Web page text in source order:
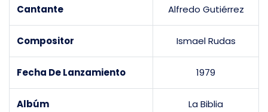
Cantante Alfredo Gutiérrez
Compositor Ismael Rudas
Fecha De Lanzamiento 1979
Albúm La Biblia